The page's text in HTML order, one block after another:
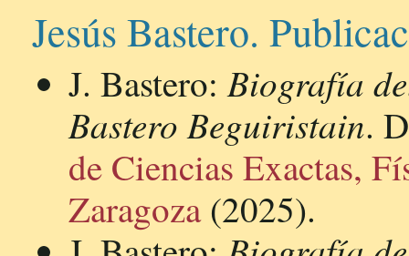
Jesús Bastero.
J. Bastero:Biografía
Bastero Beguiristain.
de Ciencias Exactas,
Zaragoza(2025).